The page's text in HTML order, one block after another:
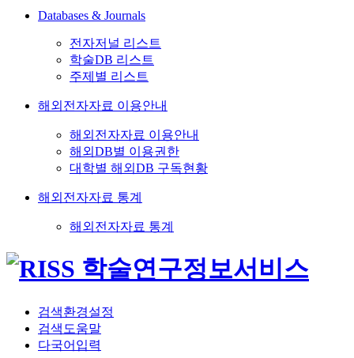
Databases & Journals
전자저널 리스트
학술DB 리스트
주제별 리스트
해외전자자료 이용안내
해외전자자료 이용안내
해외DB별 이용권한
대학별 해외DB 구독현황
해외전자자료 통계
해외전자자료 통계
검색환경설정
검색도움말
다국어입력